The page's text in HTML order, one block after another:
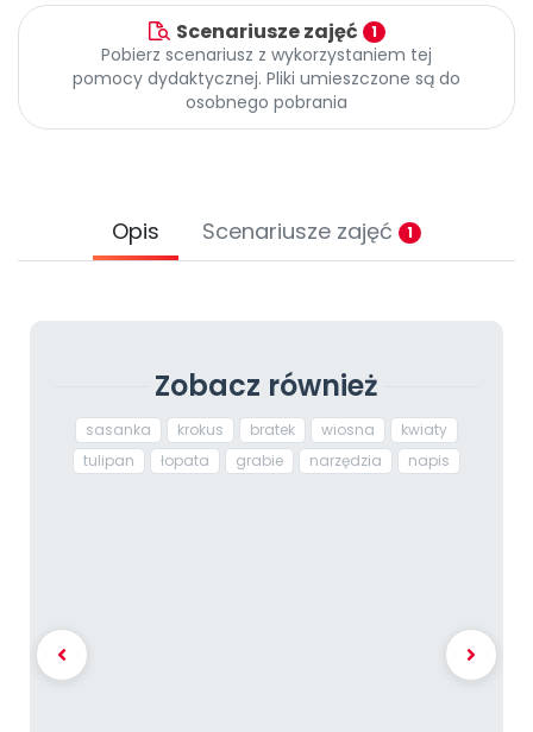
Scenariusze zajęć 1
Pobierz scenariusz z wykorzystaniem tej
pomocy dydaktycznej. Pliki umieszczone są do
osobnego pobrania
Opis Scenariusze zajęć 1
Zobacz również
sasanka krokus bratek wiosna
kwiaty
tulipan
łopata grabie narzędzia napis